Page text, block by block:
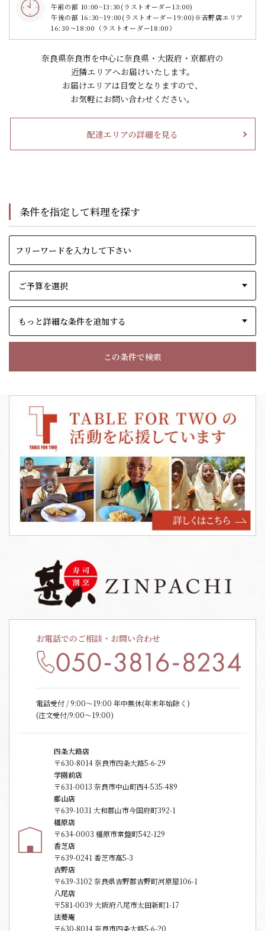
午前の部 10:00~13:30(ラストオーダー13:00)
午後の部 16:30~19:00(ラストオーダー19:00)※吉野店エリア
16:30～18:00（ラストオーダー18:00）
奈良県奈良市を中心に奈良県・大阪府・京都府の
近隣エリアへお届けいたします。
お届けエリアは目安となりますので、
お気軽にお問い合わせください。
配達エリアの詳細を見る
条件を指定して料理を探す
もっと詳細な条件を追加する
この条件で検索
お電話でのご相談・お問い合わせ
電話受付 / 9:00〜19:00 年中無休(年末年始除く)
(注文受付/9:00～19:00)
四条大路店
〒630-8014 奈良市四条大路5-6-29
学園前店
〒631-0013 奈良市中山町西4-535-489
郡山店
〒639-1031 大和郡山市今国府町392-1
橿原店
〒634-0003 橿原市常盤町542-129
香芝店
〒639-0241 香芝市高5-3
吉野店
〒639-3102 奈良県吉野郡吉野町河原屋106-1
八尾店
〒581-0039 大阪府八尾市太田新町1-17
法要庵
〒630-8014 奈良市四条大路5-6-20